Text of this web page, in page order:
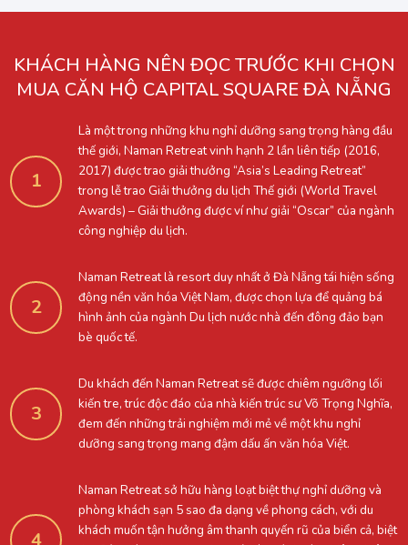
KHÁCH HÀNG NÊN ĐỌC TRƯỚC KHI CHỌN
MUA CĂN HỘ CAPITAL SQUARE ĐÀ NẴNG
1
Là một trong những khu nghỉ dưỡng sang trọng hàng đầu
thế giới, Naman Retreat vinh hạnh 2 lần liên tiếp (2016,
2017) được trao giải thưởng “Asia’s Leading Retreat”
trong lễ trao Giải thưởng du lịch Thế giới (World Travel
Awards) – Giải thưởng được ví như giải “Oscar” của ngành
công nghiệp du lịch.
2
Naman Retreat là resort duy nhất ở Đà Nẵng tái hiện sống
động nền văn hóa Việt Nam, được chọn lựa để quảng bá
hình ảnh của ngành Du lịch nước nhà đến đông đảo bạn
bè quốc tế.
3
Du khách đến Naman Retreat sẽ được chiêm ngưỡng lối
kiến tre, trúc độc đáo của nhà kiến trúc sư Võ Trọng Nghĩa,
đem đến những trải nghiệm mới mẻ về một khu nghỉ
dưỡng sang trọng mang đậm dấu ấn văn hóa Việt.
4
Naman Retreat sở hữu hàng loạt biệt thự nghỉ dưỡng và
phòng khách sạn 5 sao đa dạng về phong cách, với du
khách muốn tận hưởng âm thanh quyến rũ của biển cả, biệt